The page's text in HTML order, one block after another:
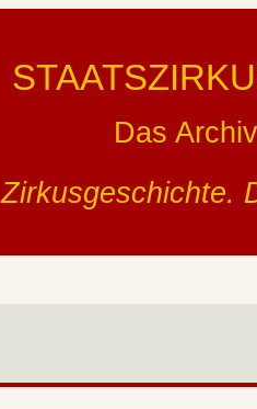
Das
Zirkusgeschichte.